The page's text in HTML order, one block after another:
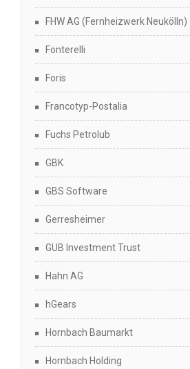
FHW AG (Fernheizwerk Neukölln)
Fonterelli
Foris
Francotyp-Postalia
Fuchs Petrolub
GBK
GBS Software
Gerresheimer
GUB Investment Trust
Hahn AG
hGears
Hornbach Baumarkt
Hornbach Holding